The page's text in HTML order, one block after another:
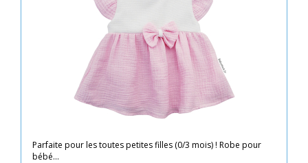
Parfaite pour les toutes petites filles (0/3 mois) ! Robe pour
bébé...